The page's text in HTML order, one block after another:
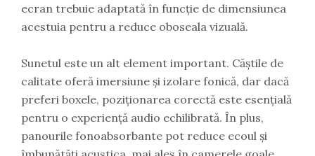
ecran trebuie adaptată în funcție de dimensiunea
acestuia pentru a reduce oboseala vizuală.
Sunetul este un alt element important. Căștile de
calitate oferă imersiune și izolare fonică, dar dacă
preferi boxele, poziționarea corectă este esențială
pentru o experiență audio echilibrată. În plus,
panourile fonoabsorbante pot reduce ecoul și